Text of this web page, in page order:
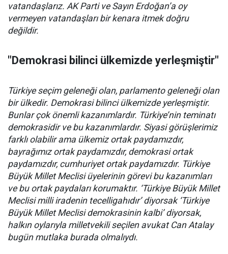
vatandaşlarız. AK Parti ve Sayın Erdoğan’a oy
vermeyen vatandaşları bir kenara itmek doğru
değildir.
"Demokrasi bilinci ülkemizde yerleşmiştir"
Türkiye seçim geleneği olan, parlamento geleneği olan
bir ülkedir. Demokrasi bilinci ülkemizde yerleşmiştir.
Bunlar çok önemli kazanımlardır. Türkiye’nin teminatı
demokrasidir ve bu kazanımlardır. Siyasi görüşlerimiz
farklı olabilir ama ülkemiz ortak paydamızdır,
bayrağımız ortak paydamızdır, demokrasi ortak
paydamızdır, cumhuriyet ortak paydamızdır. Türkiye
Büyük Millet Meclisi üyelerinin görevi bu kazanımları
ve bu ortak paydaları korumaktır. ‘Türkiye Büyük Millet
Meclisi milli iradenin tecelligahıdır’ diyorsak ‘Türkiye
Büyük Millet Meclisi demokrasinin kalbi’ diyorsak,
halkın oylarıyla milletvekili seçilen avukat Can Atalay
bugün mutlaka burada olmalıydı.